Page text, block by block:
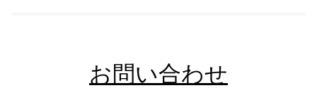
お問い合わせ